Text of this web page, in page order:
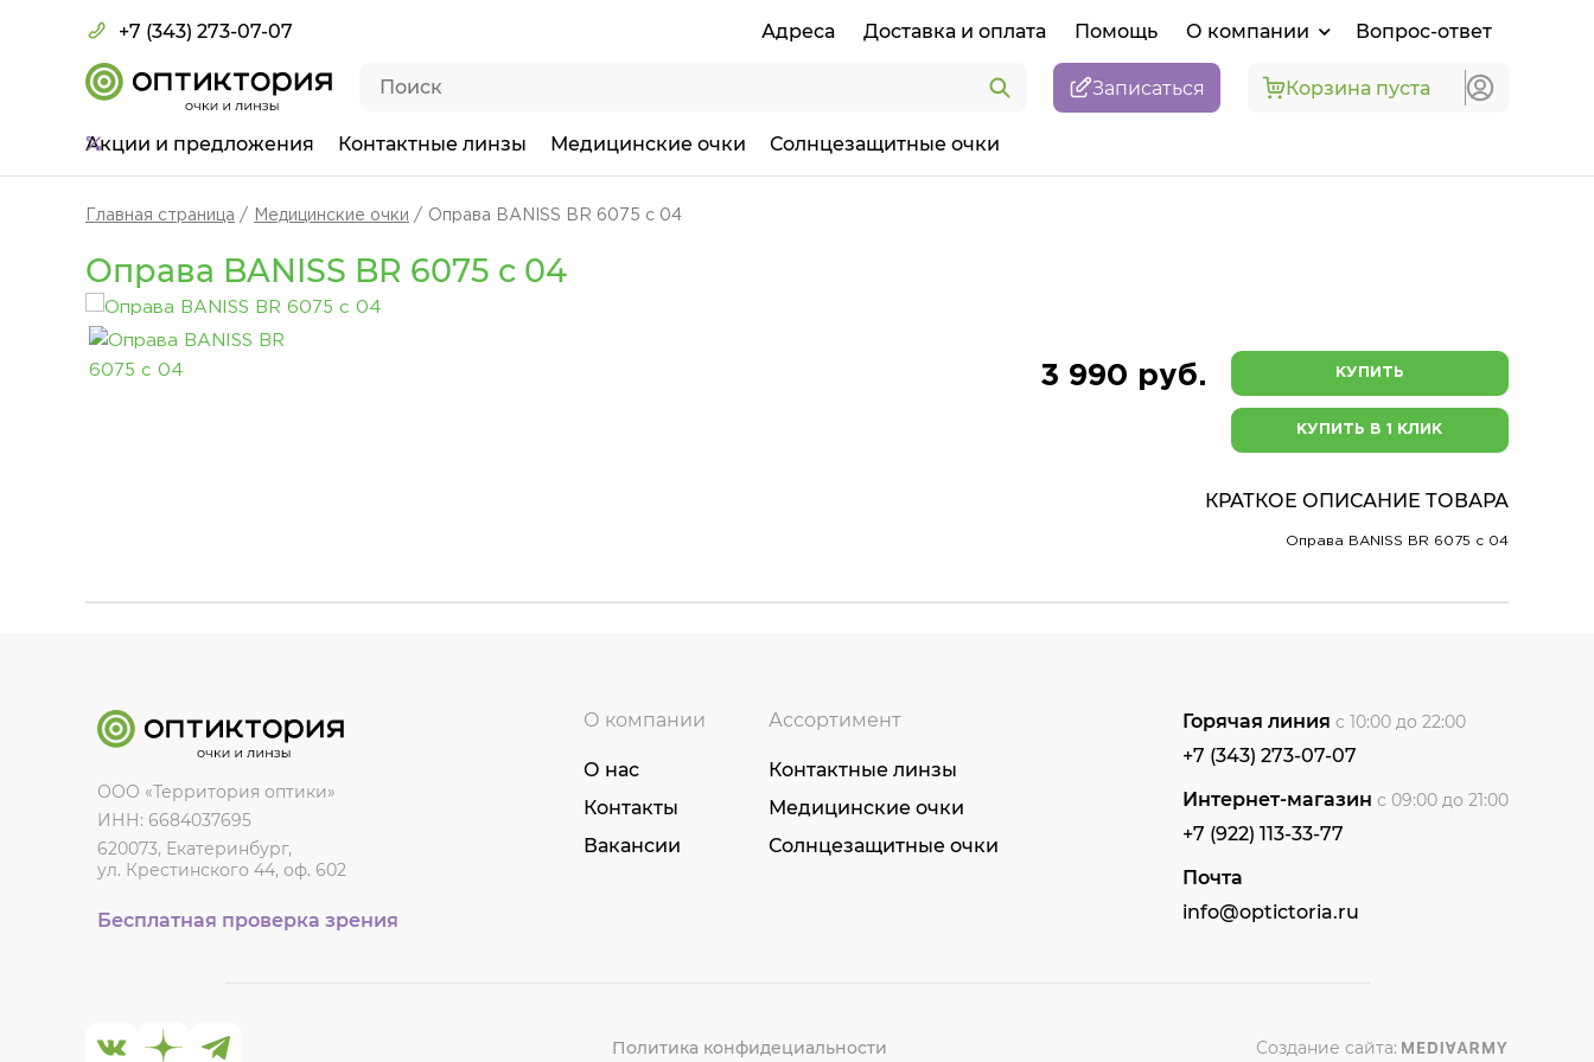
+7 (343) 273-07-07 Адреса Доставка и оплата Помощь О компании Вопрос-ответ
Записаться Корзина пуста
Акции и предложения Контактные линзы Медицинские очки Солнцезащитные очки
Главная страница Медицинские очки Оправа BANISS BR 6075 c 04
Оправа BANISS BR 6075 c 04
3 990 руб. КУПИТЬ
КУПИТЬ В 1 КЛИК
КРАТКОЕ ОПИСАНИЕ ТОВАРА
Оправа BANISS BR 6075 c 04
ООО «Территория оптики»
ИНН: 6684037695
620073, Екатеринбург,
ул. Крестинского 44, оф. 602
Бесплатная проверка зрения
О компании
О нас
Контакты
Вакансии
Ассортимент
Контактные линзы
Медицинские очки
Солнцезащитные очки
Горячая линия с 10:00 до 22:00
+7 (343) 273-07-07
Интернет-магазин с 09:00 до 21:00
+7 (922) 113-33-77
Почта
info@optictoria.ru
Политика конфидециальности Создание сайта: